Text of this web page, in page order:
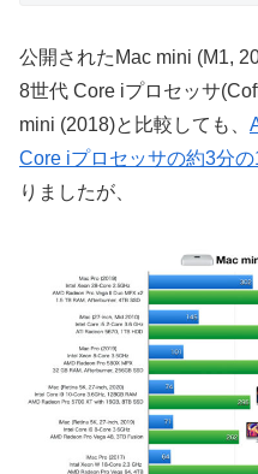
公開されたMac mini (M1,
8世代 Core iプロセッサ
mini (2018)と比較しても、
Core iプロセッサの約3分
りましたが、